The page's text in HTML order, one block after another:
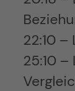
22:10 –
25:10 –